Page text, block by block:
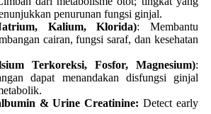
penurunan fungsi ginjal.
Kalium, Klorida): Membantu
cairan, fungsi saraf, dan kesehatan
Terkoreksi, Fosfor, Magnesium):
dapat menandakan disfungsi ginjal
& Urine Creatinine: Detect early